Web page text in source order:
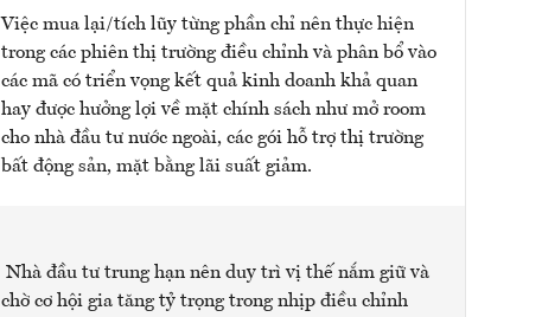
Việc mua lại/tích lũy từng phần chỉ nên thực hiện
trong các phiên thị trường điều chỉnh và phân bổ vào
các mã có triển vọng kết quả kinh doanh khả quan
hay được hưởng lợi về mặt chính sách như mở room
cho nhà đầu tư nước ngoài, các gói hỗ trợ thị trường
bất động sản, mặt bằng lãi suất giảm.
Nhà đầu tư trung hạn nên duy trì vị thế nắm giữ và
chờ cơ hội gia tăng tỷ trọng trong nhịp điều chỉnh